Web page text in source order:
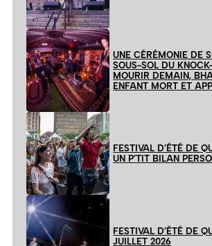
UNE CÉRÉMONIE DE
SOUS-SOL DU
MOURIR DEMAIN,
ENFANT MORT ET
FESTIVAL D’ÉTÉ DE
UN P’TIT BILAN
FESTIVAL D’ÉTÉ DE
JUILLET 2026